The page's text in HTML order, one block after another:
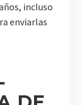
incluso
enviarlas